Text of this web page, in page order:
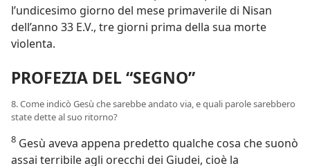
l’undicesimo giorno del mese primaverile di Nisan
dell’anno 33 E.V., tre giorni prima della sua morte
violenta.
PROFEZIA DEL “SEGNO”
8. Come indicò Gesù che sarebbe andato via, e quali parole sarebbero
state dette al suo ritorno?
8 Gesù aveva appena predetto qualche cosa che suonò
assai terribile agli orecchi dei Giudei, cioè la